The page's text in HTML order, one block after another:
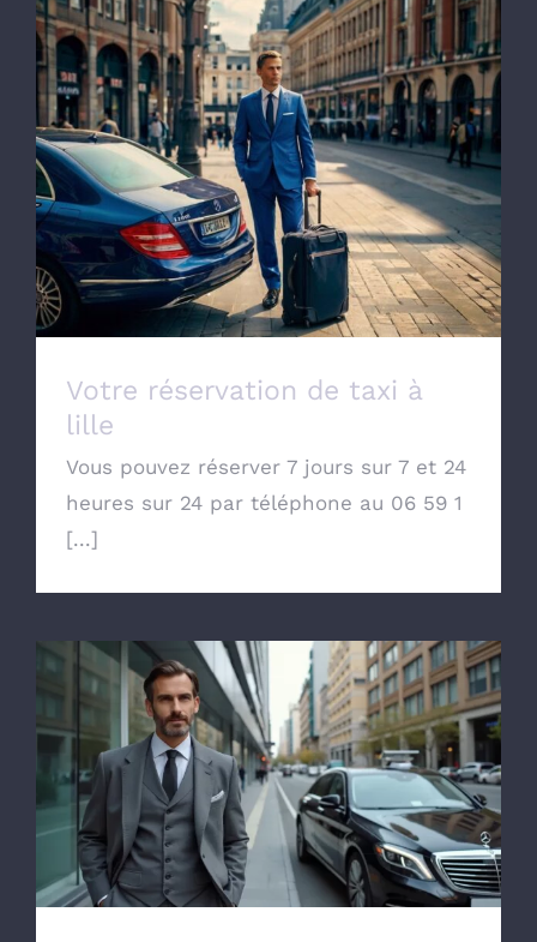
Votre réservation de taxi à lille
Votre réservation de taxi à
lille
Vous pouvez réserver 7 jours sur 7 et 24
heures sur 24 par téléphone au 06 59 1
[...]
Chercher taxi sur Lille et sa métropole